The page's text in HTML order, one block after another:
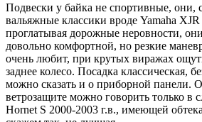
Подвески у байка не спортивные, они,
вальяжные классики вроде Yamaha
проглатывая дорожные неровности,
довольно комфортной, но резкие
очень любит, при крутых виражах
заднее колесо. Посадка классическая,
можно сказать и о приборной панели.
ветрозащите можно говорить только в
Hornet S 2000-2003 г.в., имеющей